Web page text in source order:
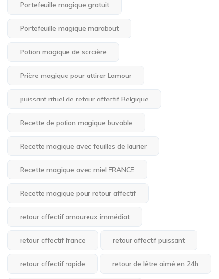
Portefeuille magique gratuit
Portefeuille magique marabout
Potion magique de sorcière
Prière magique pour attirer Lamour
puissant rituel de retour affectif Belgique
Recette de potion magique buvable
Recette magique avec feuilles de laurier
Recette magique avec miel FRANCE
Recette magique pour retour affectif
retour affectif amoureux immédiat
retour affectif france retour affectif puissant
retour affectif rapide retour de lêtre aimé en 24h